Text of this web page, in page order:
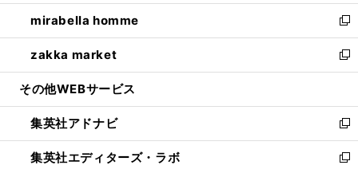
開
く
ウ
で
開
く
ン
ド
ウ
で
開
ウ
ィ
ン
ド
ウ
開
く
し
い
ウ
ィ
ン
ウ
で
開
く
mirabella homme
新
し
い
ウ
ン
ド
ウ
で
zakka market
新
し
ウ
ィ
ン
ド
その他WEBサービス
集英社アドナビ
新
し
い
集英社エディターズ・ラボ
新